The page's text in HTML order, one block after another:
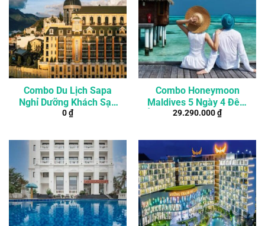
Combo Du Lịch Sapa
Nghỉ Dưỡng Khách Sạn
5* 2 Ngày 1 Đêm
0₫
Combo Honeymoon
Maldives 5 Ngày 4 Đêm
Ở Resort The Sun Siyam
29.290.000₫